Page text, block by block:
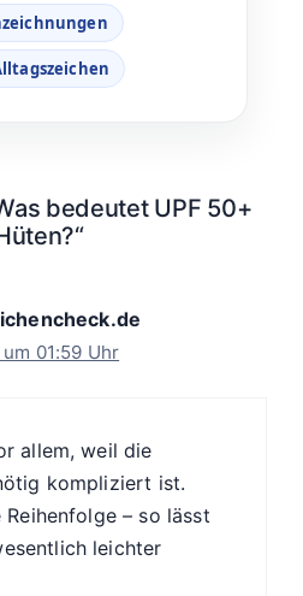
bedeutet UPF 50+
01:59 Uhr
allem, weil die
kompliziert ist.
– so lässt
leichter